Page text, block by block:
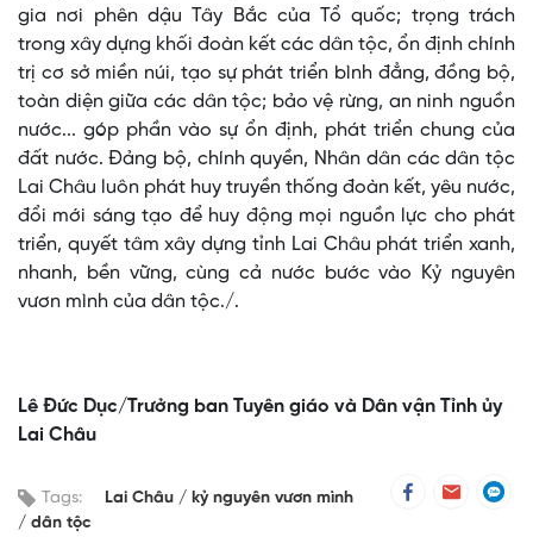
gia nơi phên dậu Tây Bắc của Tổ quốc; trọng trách
trong xây dựng khối đoàn kết các dân tộc, ổn định chính
trị cơ sở miền núi, tạo sự phát triển bình đẳng, đồng bộ,
toàn diện giữa các dân tộc; bảo vệ rừng, an ninh nguồn
nước... góp phần vào sự ổn định, phát triển chung của
đất nước. Đảng bộ, chính quyền, Nhân dân các dân tộc
Lai Châu luôn phát huy truyền thống đoàn kết, yêu nước,
đổi mới sáng tạo để huy động mọi nguồn lực cho phát
triển, quyết tâm xây dựng tỉnh Lai Châu phát triển xanh,
nhanh, bền vững, cùng cả nước bước vào Kỷ nguyên
vươn mình của dân tộc./.
Lê Đức Dục/Trưởng ban Tuyên giáo và Dân vận Tỉnh ủy
Lai Châu
Tags: Lai Châu
kỷ nguyên vươn mình
dân tộc